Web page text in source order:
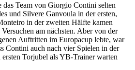
das Team von Giorgio Contini selten
und Silvere Ganvoula in der ersten,
in der zweiten Hälfte kamen
am nächsten. Aber von der
Auftritten im Europacup lebte, war
Contini auch nach vier Spielen in der
Torjubel als YB-Trainer warten